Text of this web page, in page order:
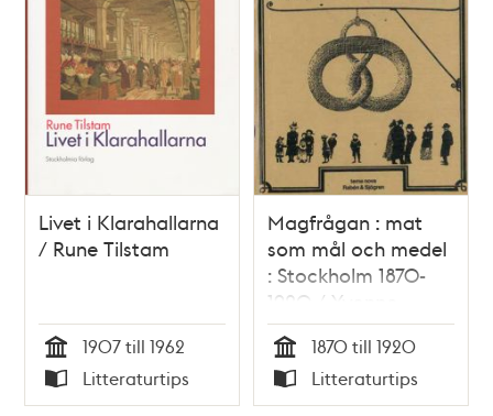
Livet i Klarahallarna
/ Rune Tilstam
Tid
1907 till 1962
Typ
Litteraturtips
Magfrågan : mat
som mål och medel
: Stockholm 1870-
1920 / Yvonne
Hirdman
Tid
1870 till 1920
Typ
Litteraturtips